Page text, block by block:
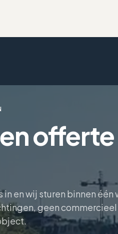
in en wij sturen binnen
geen